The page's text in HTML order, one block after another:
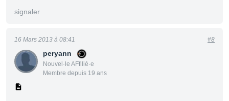
signaler
peryann
Nouvel·le AFfilié·e
Membre depuis 19 ans
16 Mars 2013 à 08:41 #8